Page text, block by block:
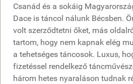
Csanád és a sokáig
Dace is táncol nálunk Bécsben.
volt szerződtetni őket, más
tartom, hogy nem kapnak elég
a tehetséges táncosok. Luxus,
fizetéssel rendelkező
három hetes nyaraláson tudnak